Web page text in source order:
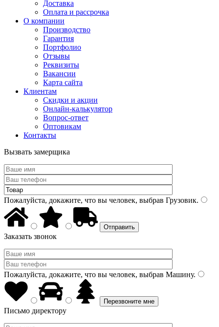
Доставка
Оплата и рассрочка
О компании
Производство
Гарантия
Портфолио
Отзывы
Реквизиты
Вакансии
Карта сайта
Клиентам
Скидки и акции
Онлайн-калькулятор
Вопрос-ответ
Оптовикам
Контакты
Вызвать замерщика
Пожалуйста, докажите, что вы человек, выбрав Грузовик.
Заказать звонок
Пожалуйста, докажите, что вы человек, выбрав Машину.
Письмо директору